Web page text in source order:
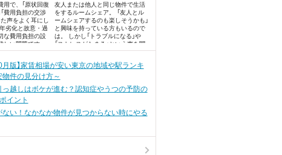
で、「原状回復
費用負担の交渉
声をよく耳にし
劣化と故意・過
な費用負担の設
しい問題です。
友人または他人と同じ物件で生活
をするルームシェア。 「友人とル
ームシェアするのも楽しそうかも」
と興味を持っている方もいるので
は。 しかし「トラブルになる」や
「ストレスがたまる」という声を聞
くと、不安になりますよね。
月版】家賃相場が安い東京の地域や駅ランキ
物件の見分け方～
っ越しはボケが進む？認知症やうつの予防の
イント
ない！なかなか物件が見つからない時にやる